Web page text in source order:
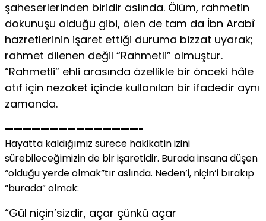
şaheserlerinden biridir aslında. Ölüm, rahmetin
dokunuşu olduğu gibi, ölen de tam da İbn Arabî
hazretlerinin işaret ettiği duruma bizzat uyarak;
rahmet dilenen değil “Rahmetli” olmuştur.
“Rahmetli” ehli arasında özellikle bir önceki hâle
atıf için nezaket içinde kullanılan bir ifadedir aynı
zamanda.
———————————————-
Hayatta kaldığımız sürece hakikatin izini
sürebileceğimizin de bir işaretidir. Burada insana düşen
“olduğu yerde olmak”tır aslında. Neden’i, niçin’i bırakıp
“burada” olmak:
“Gül niçin’sizdir, açar çünkü açar